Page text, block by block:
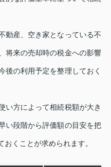
動産、空き家となっている不
将来の売却時の税金への影響
後の利用予定を整理しておく
い方によって相続税額が大き
い段階から評価額の目安を把
くことが求められます。